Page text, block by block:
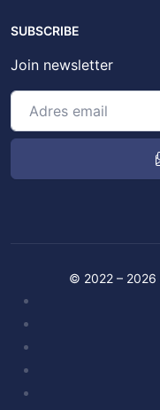
SUBSCRIBE
Join newsletter
© 2022 – 2026